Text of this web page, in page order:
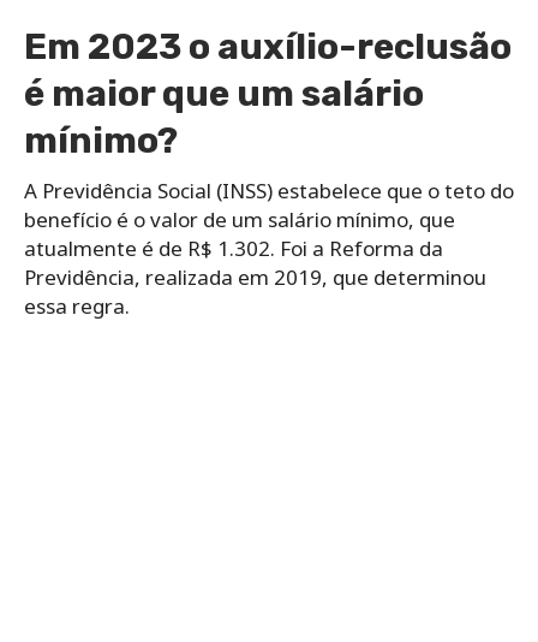
Em 2023 o auxílio-reclusão
é maior que um salário
mínimo?
A Previdência Social (INSS) estabelece que o teto do
benefício é o valor de um salário mínimo, que
atualmente é de R$ 1.302. Foi a Reforma da
Previdência, realizada em 2019, que determinou
essa regra.